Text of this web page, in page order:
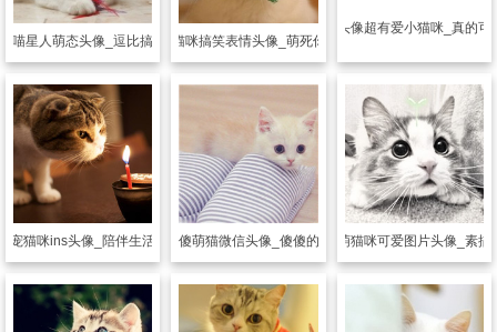
喵星人萌态头像_逗比搞怪小猫咪
可爱头像 猫咪搞笑表情头像_萌死你的喵星人
可爱头像超有爱小猫咪_真的可
宠猫咪ins头像_陪伴生活的爱宠猫咪
可爱头像 傻萌猫微信头像_傻傻的漂亮猫咪
可爱头像 萌猫咪可爱图片头像_素描